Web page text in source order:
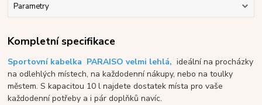
Parametry
Kompletní specifikace
Sportovní kabelka PARAISO velmi lehlá, ideální na procházky
na odlehlých místech, na každodenní nákupy, nebo na toulky
městem. S kapacitou 10 l najdete dostatek místa pro vaše
každodenní potřeby a i pár doplňků navíc.